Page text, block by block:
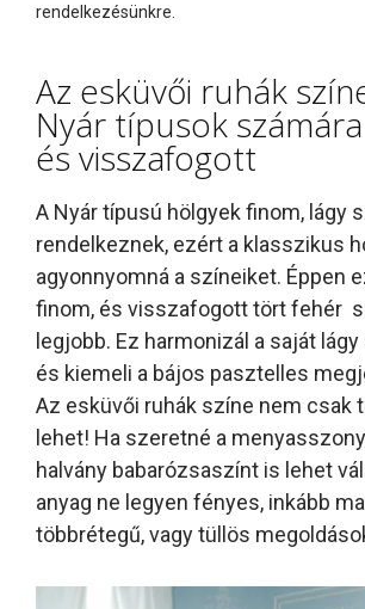
rendelkezésünkre.
Az esküvői ruhák
Nyár típusok
és visszafogott
A Nyár típusú hölgyek finom, lágy
rendelkeznek, ezért a klasszikus
agyonnyomná a színeiket. Éppen
finom, és visszafogott tört fehér
legjobb. Ez harmonizál a saját
és kiemeli a bájos pasztelles
Az esküvői ruhák színe nem csak
lehet! Ha szeretné a
halvány babarózsaszínt is lehet
anyag ne legyen fényes, inkább
többrétegű, vagy tüllös